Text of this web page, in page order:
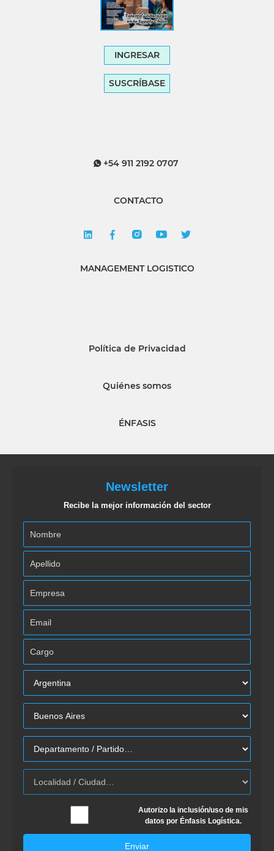
INGRESAR
SUSCRÍBASE
+54 911 2192 0707
CONTACTO
MANAGEMENT LOGISTICO
Política de Privacidad
Quiénes somos
ÉNFASIS
Newsletter
Recibe la mejor información del sector
Autorizo la inclusión/uso de mis
datos por Énfasis Logística.
Enviar